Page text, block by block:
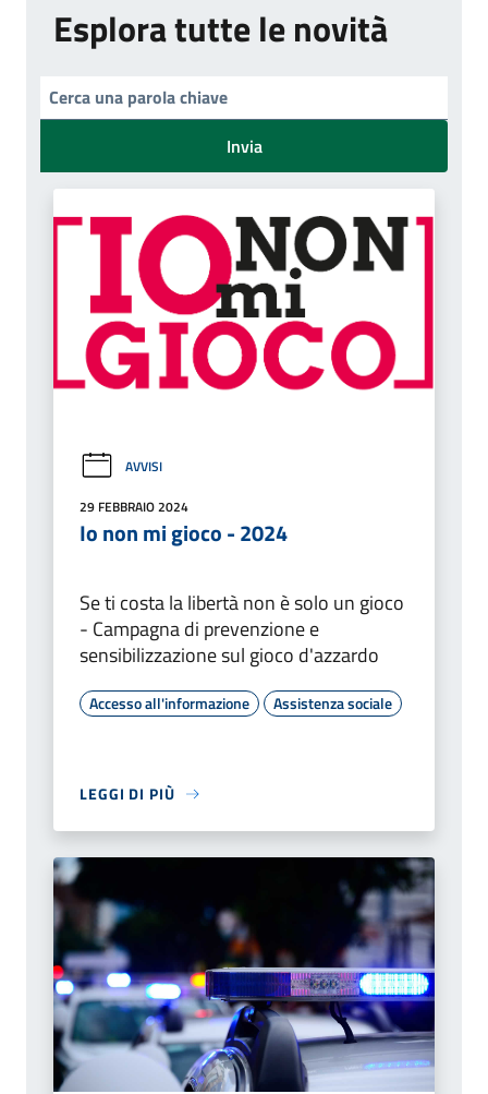
Esplora tutte le novità
Invia
AVVISI
29 FEBBRAIO 2024
Io non mi gioco - 2024
Se ti costa la libertà non è solo un gioco
- Campagna di prevenzione e
sensibilizzazione sul gioco d'azzardo
Accesso all'informazione Assistenza sociale
LEGGI DI PIÙ